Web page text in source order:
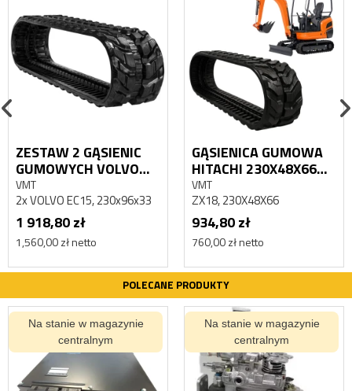
ZESTAW 2 GĄSIENIC
GUMOWYCH VOLVO
230X96X33 EC15 VMT
MINIKOPARKA
PODWOZIE
VMT
2x VOLVO EC15, 230x96x33
1 918,80 zł
1,560,00 zł netto
GĄSIENICA GUMOWA
HITACHI 230X48X66
ZX18 VMT
MINIKOPARKA
PODWOZIE ZAMIENNIK
VMT
ZX18, 230X48X66
934,80 zł
760,00 zł netto
POLECANE PRODUKTY
Na stanie w magazynie
centralnym
Na stanie w magazynie
centralnym